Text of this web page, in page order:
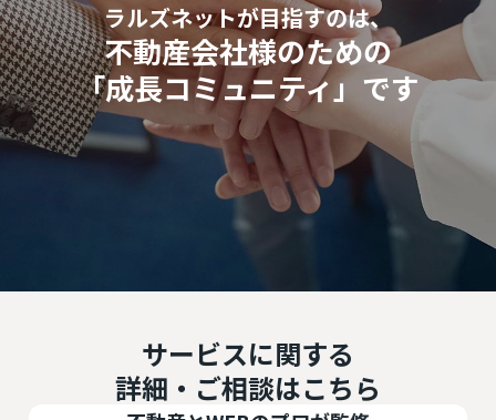
ラルズネットが目指すのは、
不動産会社様のための
「成長コミュニティ」です
サービスに関する
詳細・ご相談はこちら